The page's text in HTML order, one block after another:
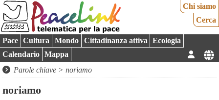
Chi siamo
Cerca
Pace Cultura Mondo Cittadinanza attiva
Ecologia
Calendario
Mappa
Parole chiave > noriamo
noriamo